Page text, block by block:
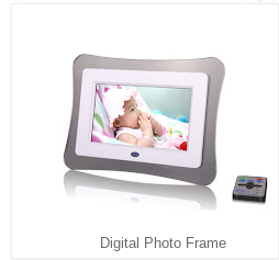
Digital Photo Frame